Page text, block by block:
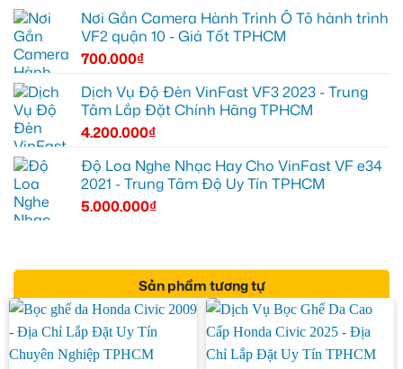
Nơi Gắn Camera Hành Trình Ô Tô hành trình
VF2 quận 10 - Giá Tốt TPHCM
700.000₫
Dịch Vụ Độ Đèn VinFast VF3 2023 - Trung
Tâm Lắp Đặt Chính Hãng TPHCM
4.200.000₫
Độ Loa Nghe Nhạc Hay Cho VinFast VF e34
2021 - Trung Tâm Độ Uy Tín TPHCM
5.000.000₫
Sản phẩm tương tự